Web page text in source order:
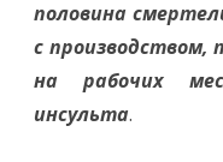
половина
с
на рабочих
инсульта.